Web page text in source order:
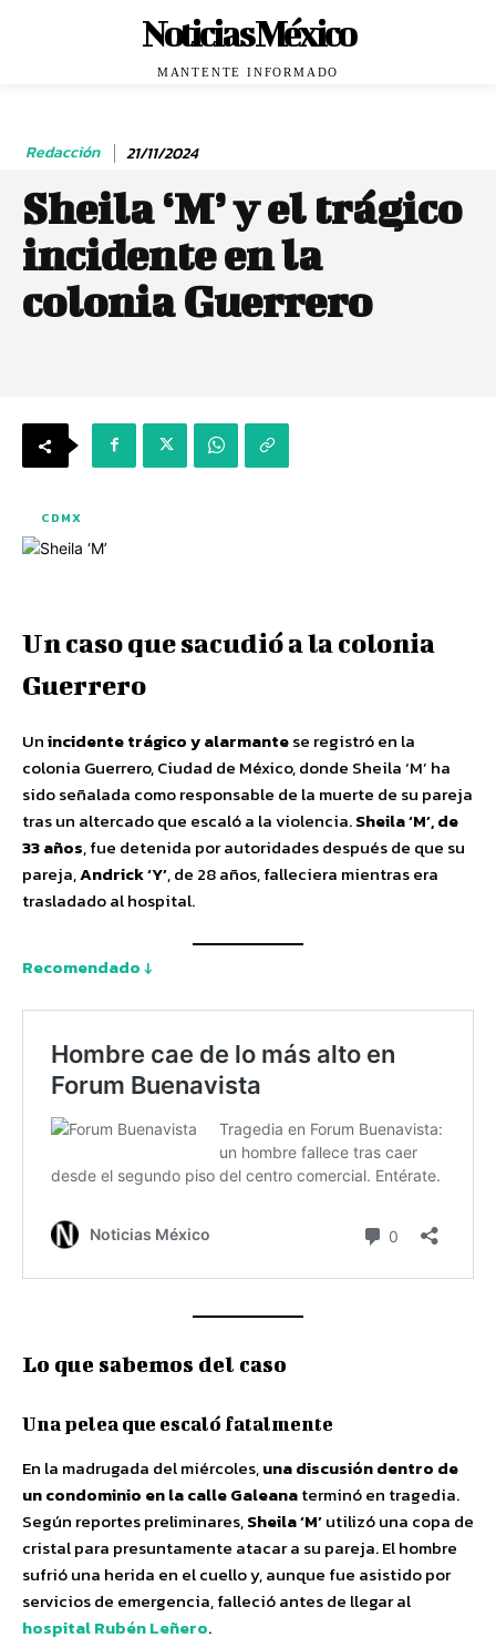
Noticias México
MANTENTE INFORMADO
Redacción 21/11/2024
Sheila ‘M’ y el trágico
incidente en la
colonia Guerrero
CDMX
Un caso que sacudió a la colonia
Guerrero
Unincidente trágico y alarmantese registró en la
colonia Guerrero, Ciudad de México, donde Sheila ‘M’ ha
sido señalada como responsable de la muerte de su pareja
tras un altercado que escaló a la violencia.Sheila ‘M’, de
33 años, fue detenida por autoridades después de que su
pareja,Andrick ‘Y’, de 28 años, falleciera mientras era
trasladado al hospital.
Recomendado ↓
Lo que sabemos del caso
Una pelea que escaló fatalmente
En la madrugada del miércoles,una discusión dentro de
un condominio en la calle Galeanaterminó en tragedia.
Según reportes preliminares,Sheila ‘M’utilizó una copa de
cristal para presuntamente atacar a su pareja. El hombre
sufrió una herida en el cuello y, aunque fue asistido por
servicios de emergencia, falleció antes de llegar al
hospital Rubén Leñero.